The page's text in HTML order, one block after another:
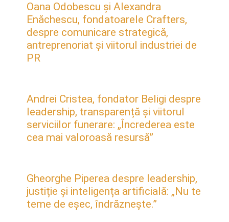
Oana Odobescu și Alexandra
Enăchescu, fondatoarele Crafters,
despre comunicare strategică,
antreprenoriat și viitorul industriei de
PR
Andrei Cristea, fondator Beligi despre
leadership, transparență și viitorul
serviciilor funerare: „Încrederea este
cea mai valoroasă resursă”
Gheorghe Piperea despre leadership,
justiție și inteligența artificială: „Nu te
teme de eșec, îndrăznește.”